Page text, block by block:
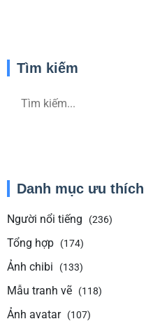
Tìm kiếm
Danh mục ưu thích
Người nổi tiếng (236)
Tổng hợp (174)
Ảnh chibi (133)
Mẫu tranh vẽ (118)
Ảnh avatar (107)